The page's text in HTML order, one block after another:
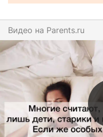
Видео на parents.ru